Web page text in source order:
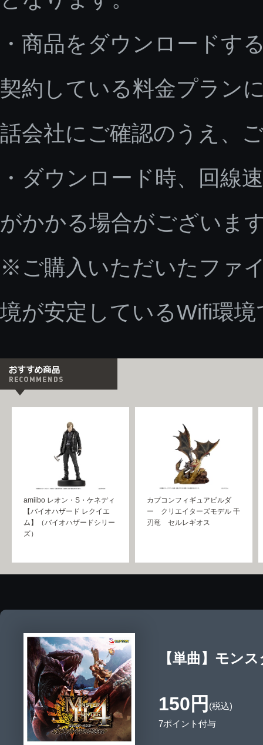
・商品をダウンロードす
契約している料金プラン
話会社にご確認のうえ、
・ダウンロード時、回線
がかかる場合がございま
※ご購入いただいたファ
境が安定しているWifi環
amiibo レオン・S・ケネディ
【バイオハザード レクイエ
ム】（バイオハザードシリー
ズ）
カプコンフィギュアビルダ
ー クリエイターズモデル 千
刃竜 セルレギオス
【単曲】モン
150円 (税込)
7ポイント付与